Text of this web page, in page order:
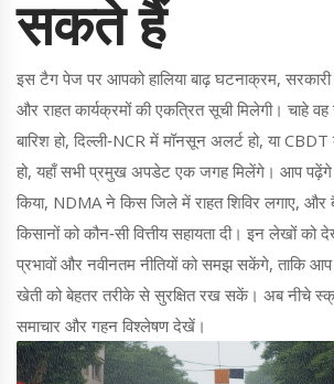
सकते हैं
इस टैग पेज पर आपको हालिया बाढ़ घटनाक्रम, सरकारी
और राहत कार्यक्रमों की एकत्रित सूची मिलेगी। चाहे वह
बारिश हो, दिल्ली‑NCR में मॉनसून अलर्ट हो, या
हो, यहाँ सभी प्रमुख अपडेट एक जगह मिलेंगे। आप पढ़ेंगे
किया, NDMA ने किस जिले में राहत शिविर लगाए, और
किसानों को कौन‑सी वित्तीय सहायता दी। इन लेखों
प्रभावों और नवीनतम नीतियों को समझ सकेंगे, ताकि
खेती को बेहतर तरीके से सुरक्षित रख सकें। अब नीचे
समाचार और गहन विश्लेषण देखें।